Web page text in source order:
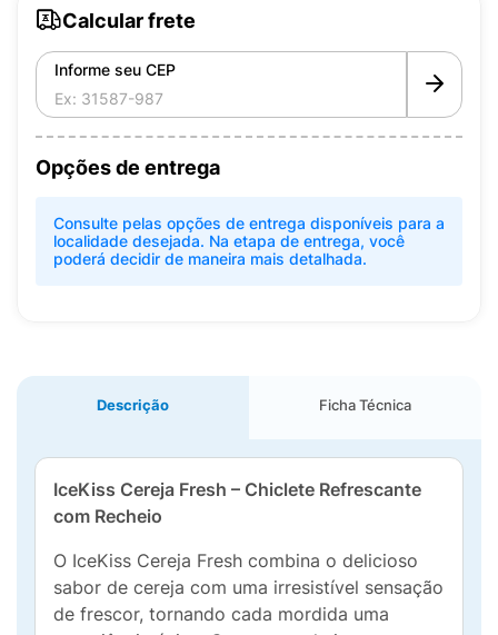
Calcular frete
Informe seu CEP
Opções de entrega
Consulte pelas opções de entrega disponíveis para a
localidade desejada. Na etapa de entrega, você
poderá decidir de maneira mais detalhada.
Descrição Ficha Técnica
IceKiss Cereja Fresh – Chiclete Refrescante
com Recheio
O IceKiss Cereja Fresh combina o delicioso
sabor de cereja com uma irresistível sensação
de frescor, tornando cada mordida uma